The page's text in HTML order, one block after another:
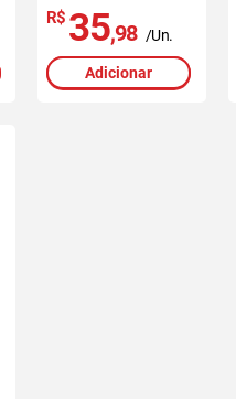
R$ 35,98 /Un.
Adicionar